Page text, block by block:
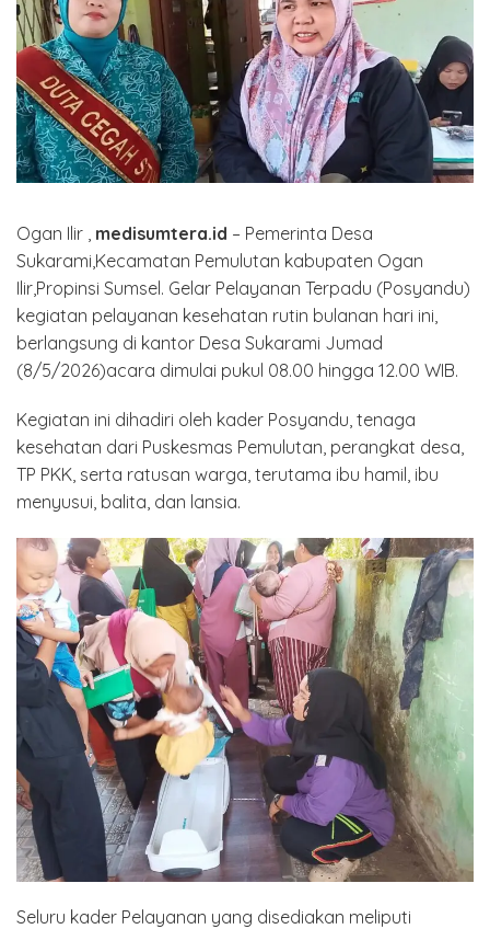
Ogan Ilir , medisumtera.id – Pemerinta Desa
Sukarami,Kecamatan Pemulutan kabupaten Ogan
Ilir,Propinsi Sumsel. Gelar Pelayanan Terpadu (Posyandu)
kegiatan pelayanan kesehatan rutin bulanan hari ini,
berlangsung di kantor Desa Sukarami Jumad
(8/5/2026)acara dimulai pukul 08.00 hingga 12.00 WIB.
Kegiatan ini dihadiri oleh kader Posyandu, tenaga
kesehatan dari Puskesmas Pemulutan, perangkat desa,
TP PKK, serta ratusan warga, terutama ibu hamil, ibu
menyusui, balita, dan lansia.
Seluru kader Pelayanan yang disediakan meliputi